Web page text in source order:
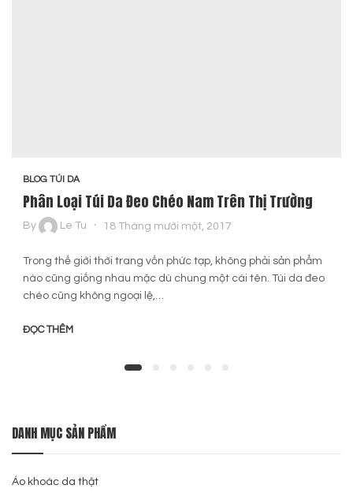
BLOG TÚI DA
Phân Loại Túi Da Đeo Chéo Nam Trên Thị Trường
By Le Tu 18 Tháng mười một, 2017
Trong thế giới thời trang vốn phức tạp, không phải sản phẩm
nào cũng giống nhau mặc dù chung một cái tên. Túi da đeo
chéo cũng không ngoại lệ,…
ĐỌC THÊM
DANH MỤC SẢN PHẨM
Áo khoác da thật